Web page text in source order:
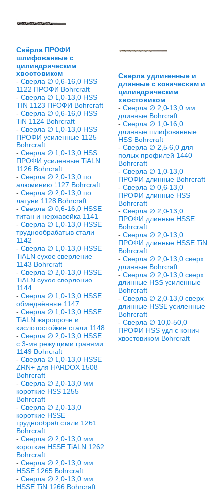
Свёрла ПРОФИ
шлифованные с
цилиндрическим
хвостовиком
- Сверла ∅ 0,6-16,0 HSS
1122 ПРОФИ Bohrcraft
- Сверла ∅ 1,0-13,0 HSS
TIN 1123 ПРОФИ Bohrcraft
- Сверла ∅ 0,6-16,0 HSS
TiN 1124 Bohrcraft
- Сверла ∅ 1,0-13,0 HSS
ПРОФИ усиленные 1125
Bohrcraft
- Сверла ∅ 1,0-13,0 HSS
ПРОФИ усиленные TiALN
1126 Bohrcraft
- Сверла ∅ 2,0-13,0 по
алюминию 1127 Bohrcraft
- Сверла ∅ 2,0-13,0 по
латуни 1128 Bohrcraft
- Сверла ∅ 0,6-16,0 HSSE
титан и нержавейка 1141
- Сверла ∅ 1,0-13,0 HSSE
труднообрабатыв стали
1142
- Сверла ∅ 1,0-13,0 HSSE
TiALN сухое сверление
1143 Bohrcraft
- Сверла ∅ 2,0-13,0 HSSE
TiALN сухое сверление
1144
- Сверла ∅ 1,0-13,0 HSSE
обмеднённые 1147
- Сверла ∅ 1,0-13,0 HSSE
TiALN жаропрочн и
кислотостойкие стали 1148
- Сверла ∅ 2,0-13,0 HSSE
с 3-мя режущими гранями
1149 Bohrcraft
- Сверла ∅ 1,0-13,0 HSSE
ZRN+ для HARDOX 1508
Bohrcraft
- Сверла ∅ 2,0-13,0 мм
короткие HSS 1255
Bohrcraft
- Сверла ∅ 2,0-13,0
короткие HSSE
труднообраб стали 1261
Bohrcraft
- Сверла ∅ 2,0-13,0 мм
короткие HSSE TiALN 1262
Bohrcraft
- Сверла ∅ 2,0-13,0 мм
HSSE 1265 Bohrcraft
- Сверла ∅ 2,0-13,0 мм
HSSE TiN 1266 Bohrcraft
Сверла удлиненные и
длинные с коническим и
цилиндрическим
хвостовиком
- Сверла ∅ 2,0-13,0 мм
длинные Bohrcraft
- Сверла ∅ 1,0-16,0
длинные шлифованные
HSS Bohrcraft
- Сверла ∅ 2,5-6,0 для
полых профилей 1440
Bohrcraft
- Сверла ∅ 1,0-13,0
ПРОФИ длинные Bohrcraft
- Сверла ∅ 0,6-13,0
ПРОФИ длинные HSS
Bohrcraft
- Сверла ∅ 2,0-13,0
ПРОФИ длинные HSSE
Bohrcraft
- Сверла ∅ 2,0-13,0
ПРОФИ длинные HSSE TiN
Bohrcraft
- Сверла ∅ 2,0-13,0 сверх
длинные Bohrcraft
- Сверла ∅ 2,0-13,0 сверх
длинные HSS усиленные
Bohrcraft
- Сверла ∅ 2,0-13,0 сверх
длинные HSSE усиленные
Bohrcraft
- Сверла ∅ 10,0-50,0
ПРОФИ HSS удл с конич
хвостовиком Bohrcraft